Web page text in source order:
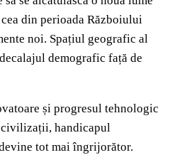
din perioada Războiului
noi. Spațiul geografic al
demografic față de
și progresul tehnologic
civilizații, handicapul
tot mai îngrijorător.